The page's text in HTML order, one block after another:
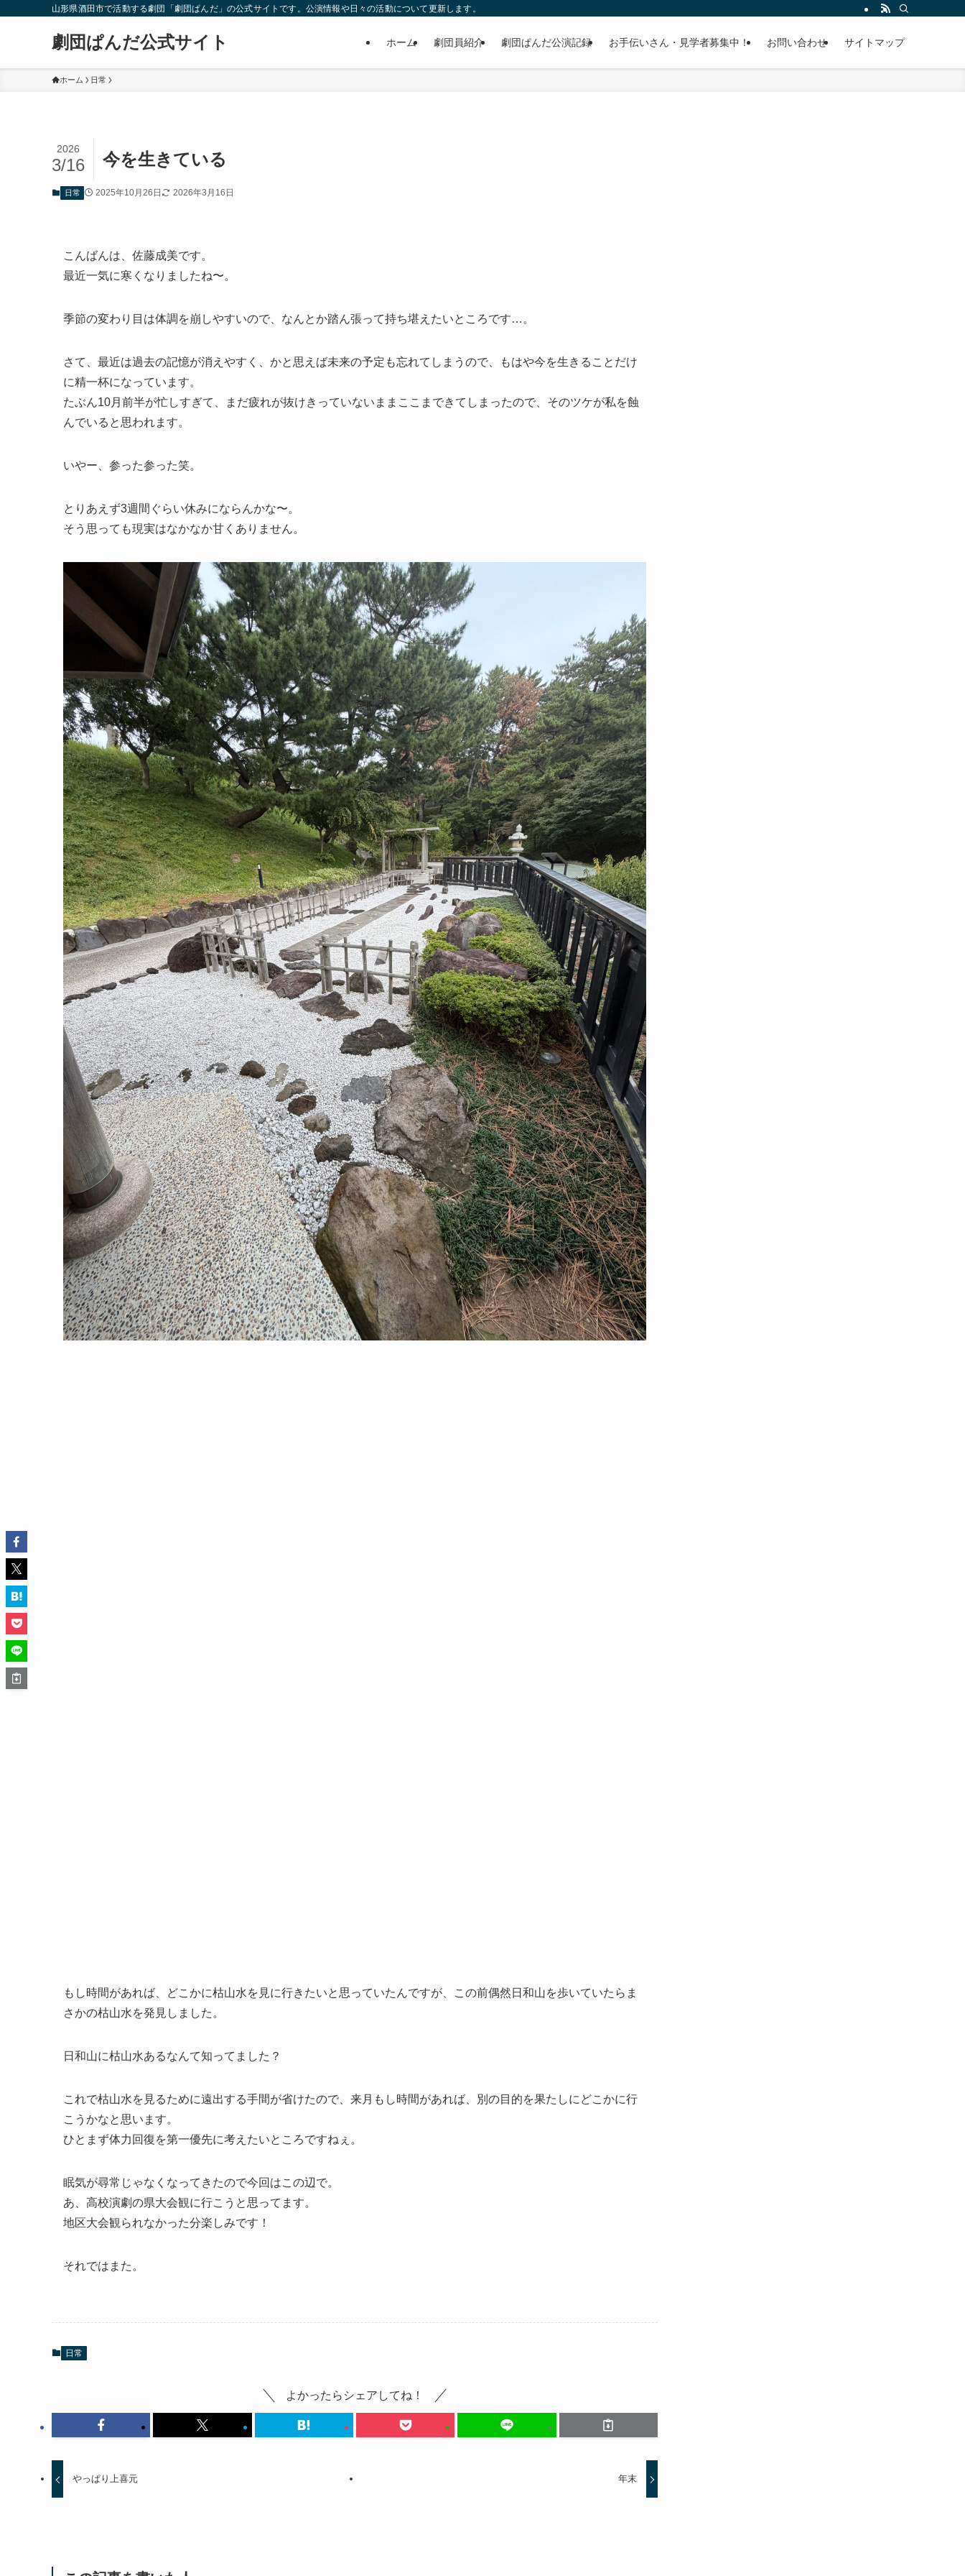
山形県酒田市で活動する劇団「劇団ぱんだ」の公式サイトです。公演情報や日々の活動について更新します。
劇団ぱんだ公式サイト ホーム 劇団員紹介 劇団ぱんだ公演記録 お手伝いさん・見学者募集中！ お問い合わせ サイトマップ
ホーム 日常
今を生きている
2026
3/16
日常 2025年10月26日 2026年3月16日
こんばんは、佐藤成美です。
最近一気に寒くなりましたね〜。
季節の変わり目は体調を崩しやすいので、なんとか踏ん張って持ち堪えたいところです…。
さて、最近は過去の記憶が消えやすく、かと思えば未来の予定も忘れてしまうので、もはや今を生きることだけ
に精一杯になっています。
たぶん10月前半が忙しすぎて、まだ疲れが抜けきっていないままここまできてしまったので、そのツケが私を蝕
んでいると思われます。
いやー、参った参った笑。
とりあえず3週間ぐらい休みにならんかな〜。
そう思っても現実はなかなか甘くありません。
もし時間があれば、どこかに枯山水を見に行きたいと思っていたんですが、この前偶然日和山を歩いていたらま
さかの枯山水を発見しました。
日和山に枯山水あるなんて知ってました？
これで枯山水を見るために遠出する手間が省けたので、来月もし時間があれば、別の目的を果たしにどこかに行
こうかなと思います。
ひとまず体力回復を第一優先に考えたいところですねぇ。
眠気が尋常じゃなくなってきたので今回はこの辺で。
あ、高校演劇の県大会観に行こうと思ってます。
地区大会観られなかった分楽しみです！
それではまた。
日常
よかったらシェアしてね！
やっぱり上喜元 年末